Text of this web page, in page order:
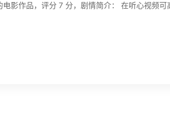
影作品，评分 7 分，剧情简介： 在听心视频可